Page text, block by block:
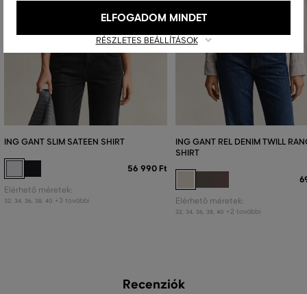
ING GANT SLIM SATEEN SHIRT
56 990 Ft
Elérhető méretek:
32 34 36 38 40 +3 további
ING GANT REL DENIM TWILL
SHIRT
Elérhető méretek:
32 34 36 38 40 +2 további
Recenziók
RÉSZLETES BEÁLLÍTÁSOK
ELFOGADOM MINDET